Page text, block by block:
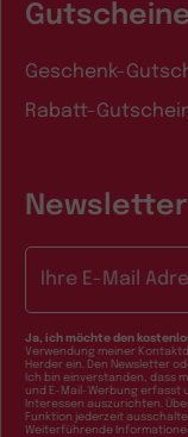
Geschenk-
Rabatt-
Ja, ich möchte den
Verwendung meiner
Herder ein. Den Newsletter
Ich bin einverstanden, dass
und E-Mail-Werbung erfasst
Interessen auszurichten.
Funktion jederzeit
Weiterführende